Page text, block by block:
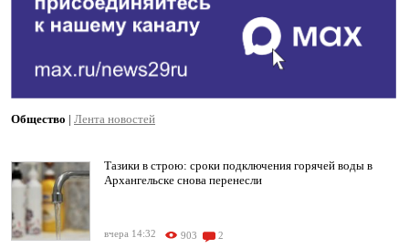
Общество | Лента новостей
Тазики в строю: сроки подключения горячей воды в
Архангельске снова перенесли
вчера 14:32 903 2